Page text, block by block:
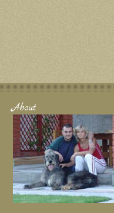
About